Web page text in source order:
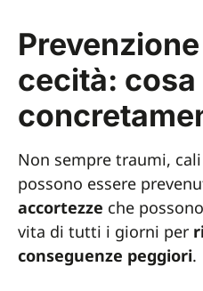
cecità:
Non sempre traumi,
possono essere
accortezze che
vita di tutti i giorni per
conseguenze peggiori.